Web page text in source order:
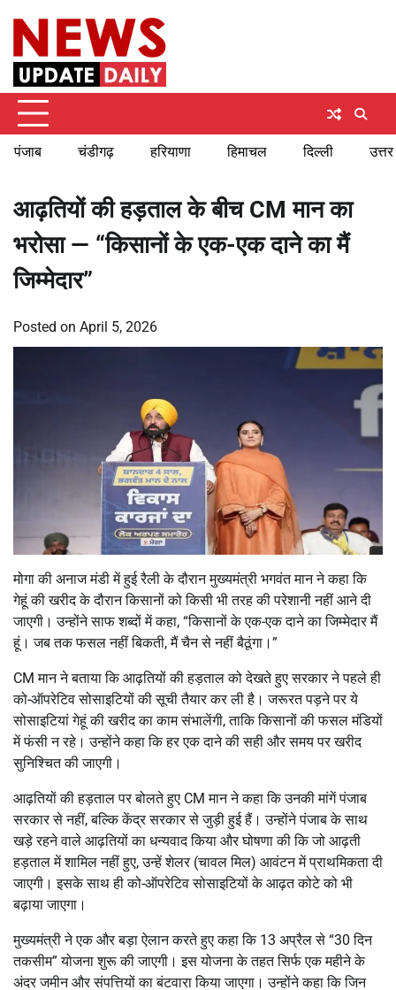
content
पंजाब चंडीगढ़ हरियाणा हिमाचल दिल्ली
आढ़तियों की हड़ताल के बीच CM मान का
भरोसा — “किसानों के एक-एक दाने का मैं
जिम्मेदार”
Posted on April 5, 2026
मोगा की अनाज मंडी में हुई रैली के दौरान मुख्यमंत्री भगवंत मानने कहा कि
गेहूं की खरीद के दौरान किसानों को किसी भी तरह की परेशानी नहीं आने दी
जाएगी। उन्होंने साफ शब्दों में कहा, “किसानों के एक-एक दाने का जिम्मेदार मैं
हूं। जब तक फसल नहीं बिकती, मैं चैन से नहीं बैठूंगा।”
CM मान ने बताया कि आढ़तियों की हड़ताल को देखते हुए सरकार ने पहले ही
को-ऑपरेटिव सोसाइटियों की सूची तैयार कर ली है। जरूरत पड़ने पर ये
सोसाइटियां गेहूं की खरीद का काम संभालेंगी, ताकि किसानों की फसल मंडियों
में फंसी न रहे। उन्होंने कहा कि हर एक दाने की सही और समय पर खरीद
सुनिश्चित की जाएगी।
आढ़तियों की हड़ताल पर बोलते हुए CM मान ने कहा कि उनकी मांगें पंजाब
सरकार से नहीं, बल्कि केंद्र सरकार से जुड़ी हुई हैं। उन्होंने पंजाब के साथ
खड़े रहने वाले आढ़तियों का धन्यवाद किया और घोषणा की कि जो आढ़ती
हड़ताल में शामिल नहीं हुए, उन्हें शेलर (चावल मिल) आवंटन में प्राथमिकता दी
जाएगी। इसके साथ ही को-ऑपरेटिव सोसाइटियों के आढ़त कोटे को भी
बढ़ाया जाएगा।
मुख्यमंत्री ने एक और बड़ा ऐलान करते हुए कहा कि 13 अप्रैल से “30 दिन
तकसीम” योजना शुरू की जाएगी। इस योजना के तहत सिर्फ एक महीने के
अंदर जमीन और संपत्तियों का बंटवारा किया जाएगा। उन्होंने कहा कि जिन